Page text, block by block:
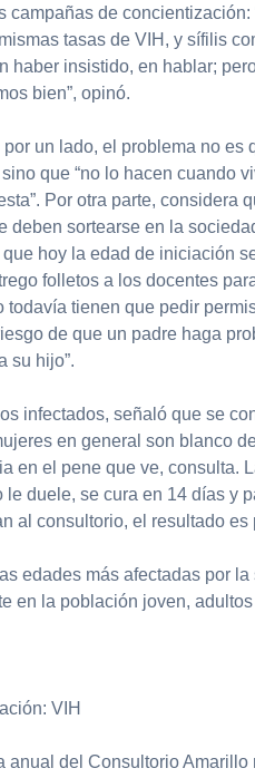
campañas de
tasas de VIH, y sífilis
haber insistido, en hablar;
bien”, opinó.
por un lado, el problema no es
que “no lo hacen cuando
Por otra parte, considera
deben sortearse en la
hoy la edad de iniciación
folletos a los docentes
todavía tienen que pedir
de que un padre haga
su hijo”.
infectados, señaló que se
en general son blanco
en el pene que ve, consulta.
le duele, se cura en 14 días y
al consultorio, el resultado es
edades más afectadas por
en la población joven,
VIH
anual del Consultorio